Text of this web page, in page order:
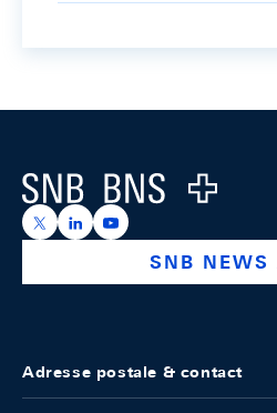
Logo
https://x.com/snb_bns
https://https://
SNB NEWS
Adresse postale & contact